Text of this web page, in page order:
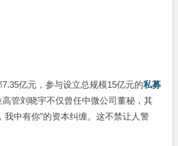
亿元，参与设立总规模15亿元的私募
管刘晓宇不仅曾任中微公司董秘，其
中有你”的资本纠缠。这不禁让人警